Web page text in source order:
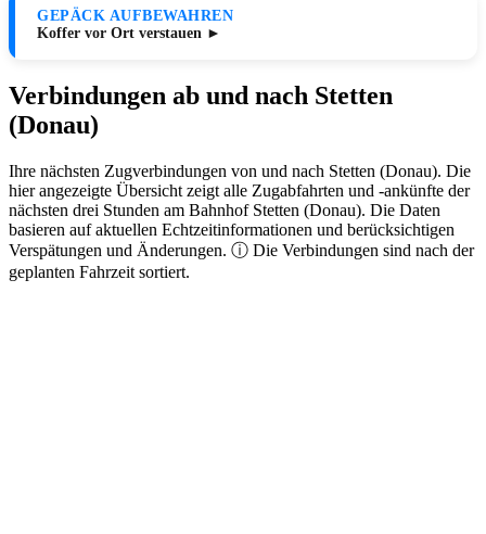
GEPÄCK AUFBEWAHREN
Koffer vor Ort verstauen ►
Verbindungen ab und nach Stetten
(Donau)
Ihre nächsten Zugverbindungen von und nach Stetten (Donau). Die
hier angezeigte Übersicht zeigt alle Zugabfahrten und -ankünfte der
nächsten drei Stunden am Bahnhof Stetten (Donau). Die Daten
basieren auf aktuellen Echtzeitinformationen und berücksichtigen
Verspätungen und Änderungen. ⓘ Die Verbindungen sind nach der
geplanten Fahrzeit sortiert.